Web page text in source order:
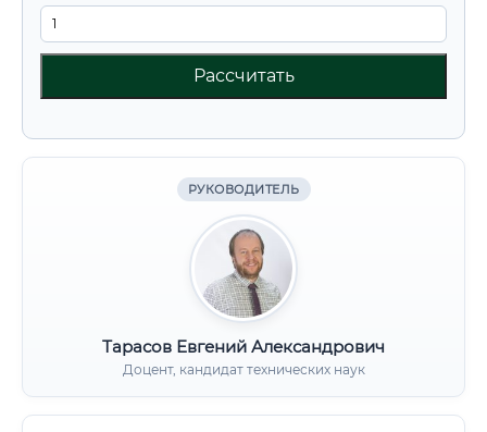
Рассчитать
РУКОВОДИТЕЛЬ
Тарасов Евгений Александрович
Доцент, кандидат технических наук